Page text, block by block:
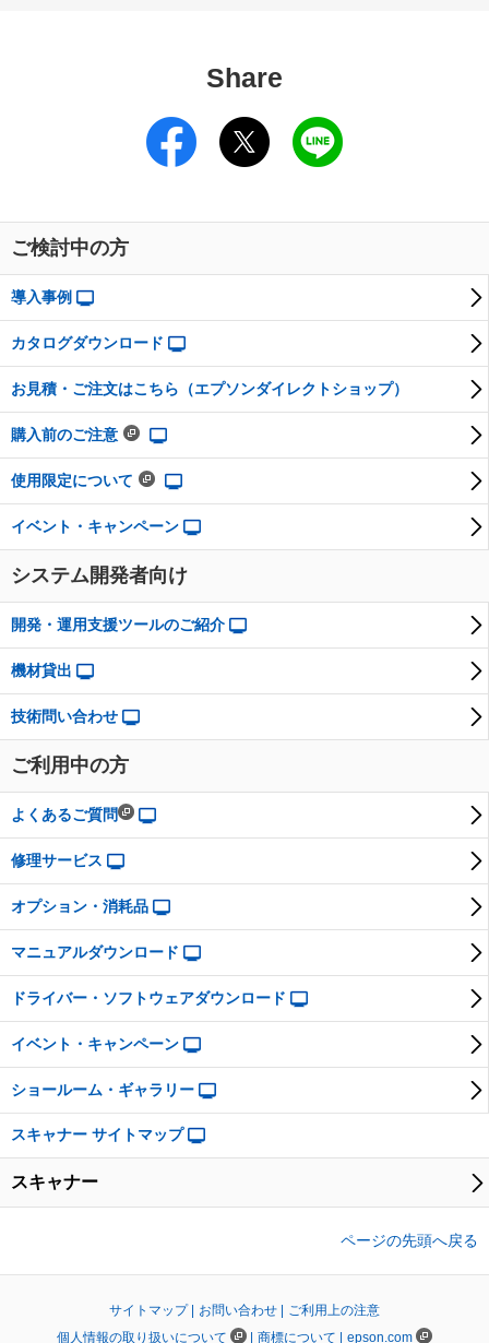
Share
ご検討中の方
導入事例
カタログダウンロード
お見積・ご注文はこちら（エプソンダイレクトショップ）
購入前のご注意
使用限定について
イベント・キャンペーン
システム開発者向け
開発・運用支援ツールのご紹介
機材貸出
技術問い合わせ
ご利用中の方
よくあるご質問
修理サービス
オプション・消耗品
マニュアルダウンロード
ドライバー・ソフトウェアダウンロード
イベント・キャンペーン
ショールーム・ギャラリー
スキャナー サイトマップ
スキャナー
ページの先頭へ戻る
サイトマップ | お問い合わせ |
ご利用上の注意
個人情報の取り扱いについて
商標について | epson.com